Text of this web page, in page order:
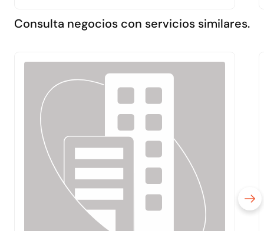
Consulta negocios con servicios similares.